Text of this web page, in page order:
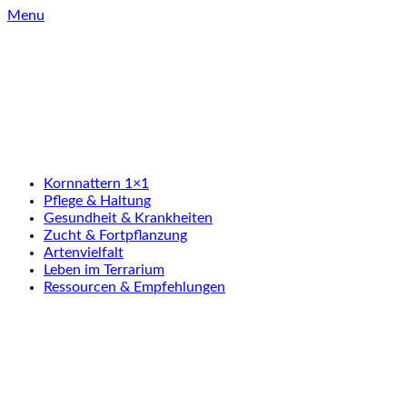
Skip
Menu
Kornnattern 1×1
Pflege & Haltung
Gesundheit & Krankheiten
Zucht & Fortpflanzung
Artenvielfalt
Leben im Terrarium
Ressourcen & Empfehlungen